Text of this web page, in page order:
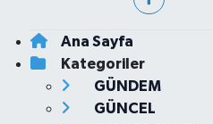
Ana Sayfa
Kategoriler
GÜNDEM
GÜNCEL